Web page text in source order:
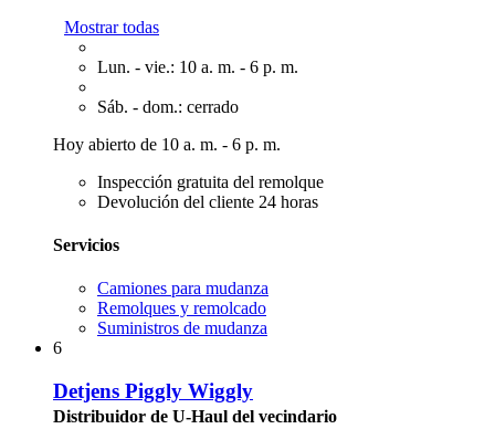
Mostrar todas
Lun. - vie.: 10 a. m. - 6 p. m.
Sáb. - dom.: cerrado
Hoy abierto de 10 a. m. - 6 p. m.
Inspección gratuita del remolque
Devolución del cliente 24 horas
Servicios
Camiones para mudanza
Remolques y remolcado
Suministros de mudanza
6
Detjens Piggly Wiggly
Distribuidor de U-Haul del vecindario